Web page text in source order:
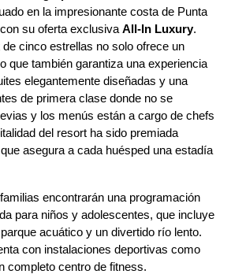
en la impresionante costa de Punta
su oferta exclusiva All-In Luxury.
cinco estrellas no solo ofrece un
que también garantiza una experiencia
elegantemente diseñadas y una
de primera clase donde no se
y los menús están a cargo de chefs
del resort ha sido premiada
asegura a cada huésped una estadía
encontrarán una programación
para niños y adolescentes, que incluye
acuático y un divertido río lento.
con instalaciones deportivas como
completo centro de fitness.